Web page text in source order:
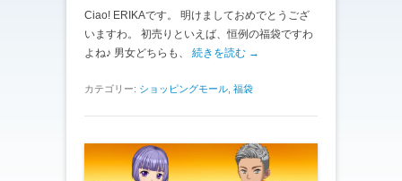
Ciao! ERIKAです。 明けましておめでとうござ
いますわ。 初売りといえば、恒例の福袋ですわ
よね♪ 男女どちらも、 続きを読む →
カテゴリー: ショッピングモール 福袋